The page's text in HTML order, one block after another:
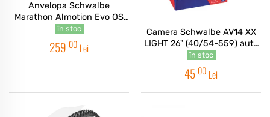
Anvelopa Schwalbe
Marathon Almotion Evo OS
V-Guard 27.5x2.15
în stoc
259 00 Lei
Camera Schwalbe AV14 XX
LIGHT 26" (40/54-559) auto
40mm
în stoc
45 00 Lei